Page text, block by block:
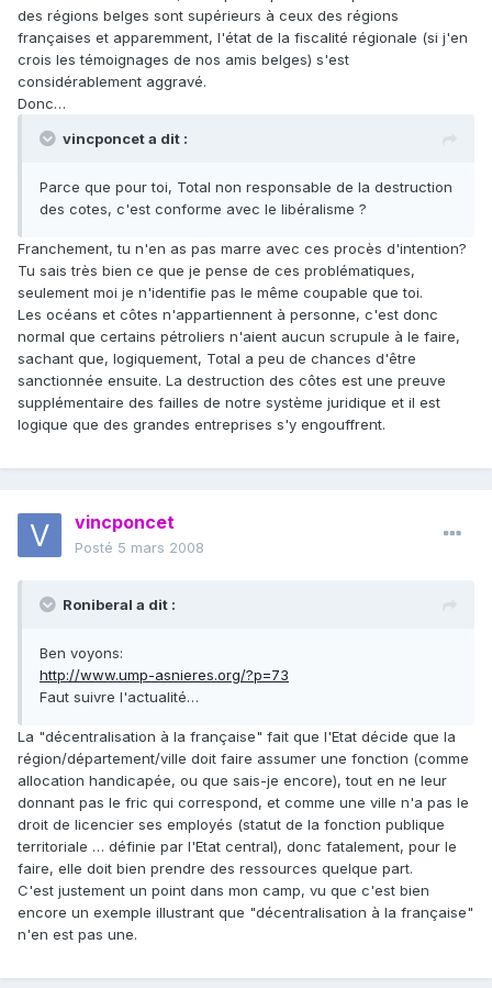
des régions belges sont supérieurs à ceux des régions
françaises et apparemment, l'état de la fiscalité régionale (si j'en
crois les témoignages de nos amis belges) s'est
considérablement aggravé.
Donc…
vincponcet a dit :
Parce que pour toi, Total non responsable de la destruction
des cotes, c'est conforme avec le libéralisme ?
Franchement, tu n'en as pas marre avec ces procès d'intention?
Tu sais très bien ce que je pense de ces problématiques,
seulement moi je n'identifie pas le même coupable que toi.
Les océans et côtes n'appartiennent à personne, c'est donc
normal que certains pétroliers n'aient aucun scrupule à le faire,
sachant que, logiquement, Total a peu de chances d'être
sanctionnée ensuite. La destruction des côtes est une preuve
supplémentaire des failles de notre système juridique et il est
logique que des grandes entreprises s'y engouffrent.
vincponcet
Posté 5 mars 2008
Roniberal a dit :
Ben voyons:
http://www.ump-asnieres.org/?p=73
Faut suivre l'actualité…
La "décentralisation à la française" fait que l'Etat décide que la
région/département/ville doit faire assumer une fonction (comme
allocation handicapée, ou que sais-je encore), tout en ne leur
donnant pas le fric qui correspond, et comme une ville n'a pas le
droit de licencier ses employés (statut de la fonction publique
territoriale … définie par l'Etat central), donc fatalement, pour le
faire, elle doit bien prendre des ressources quelque part.
C'est justement un point dans mon camp, vu que c'est bien
encore un exemple illustrant que "décentralisation à la française"
n'en est pas une.